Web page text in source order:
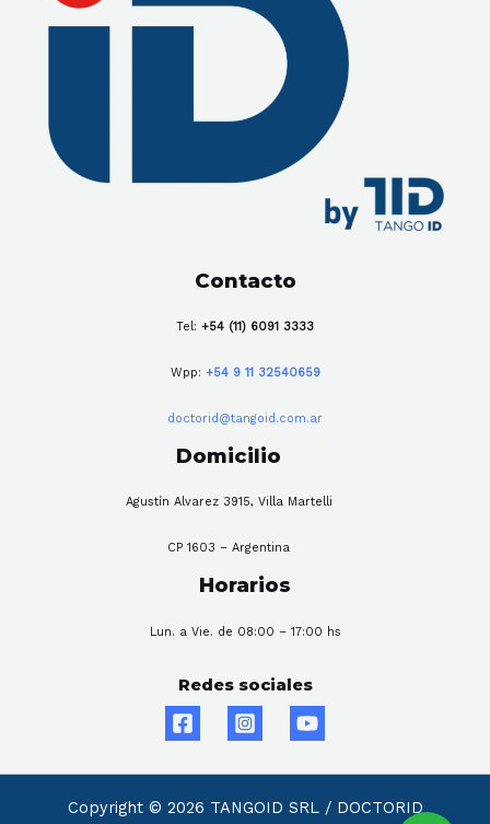
Contacto
Tel: +54 (11) 6091 3333
Wpp: +54 9 11 32540659
doctorid@tangoid.com.ar
Domicilio
Agustín Alvarez 3915, Villa Martelli
CP 1603 – Argentina
Horarios
Lun. a Vie. de 08:00 – 17:00 hs
Redes sociales
Copyright © 2026 TANGOID SRL / DOCTORID